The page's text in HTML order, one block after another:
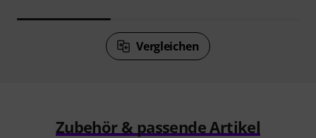
Vergleichen
Zubehör & passende Artikel